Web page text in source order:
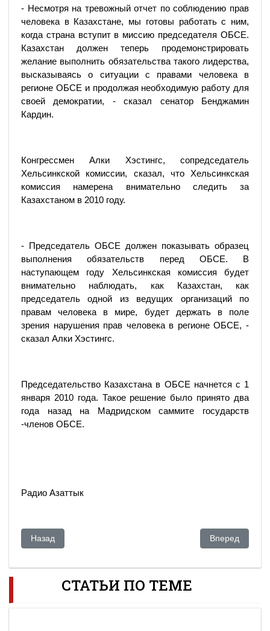
- Несмотря на тревожный отчет по соблюдению прав
человека в Казахстане, мы готовы работать с ним,
когда страна вступит в миссию председателя ОБСЕ.
Казахстан должен теперь продемонстрировать
желание выполнить обязательства такого лидерства,
высказываясь о ситуации с правами человека в
регионе ОБСЕ и продолжая необходимую работу для
своей демократии, - сказал сенатор Бенджамин
Кардин.
Конгрессмен Алки Хэстингс, сопредседатель
Хельсинкской комиссии, сказал, что Хельсинкская
комиссия намерена внимательно следить за
Казахстаном в 2010 году.
- Председатель ОБСЕ должен показывать образец
выполнения обязательств перед ОБСЕ. В
наступающем году Хельсинкская комиссия будет
внимательно наблюдать, как Казахстан, как
председатель одной из ведущих организаций по
правам человека в мире, будет держать в поле
зрения нарушения прав человека в регионе ОБСЕ, -
сказал Алки Хэстингс.
Председательство Казахстана в ОБСЕ начнется с 1
января 2010 года. Такое решение было принято два
года назад на Мадридском саммите государств
-членов ОБСЕ.
Радио Азаттык
Предыдущий: Дела идут ХЕРОШО
Назад Следующий: С
Вперед
СТАТЬИ ПО ТЕМЕ